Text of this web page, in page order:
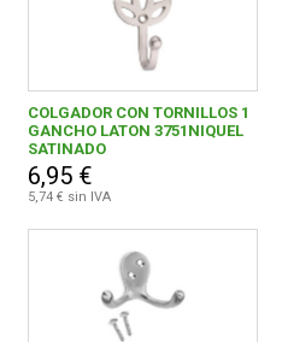
COLGADOR CON TORNILLOS 1
GANCHO LATON 3751NIQUEL
SATINADO
6,95 €
5,74 € sin IVA